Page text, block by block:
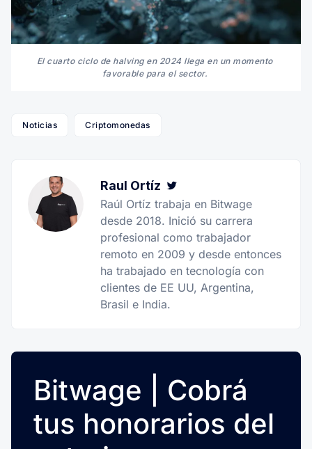
El cuarto ciclo de halving en 2024 llega en un momento
favorable para el sector.
Noticias Criptomonedas
Raul Ortíz
Raúl Ortíz trabaja en Bitwage
desde 2018. Inició su carrera
profesional como trabajador
remoto en 2009 y desde entonces
ha trabajado en tecnología con
clientes de EE UU, Argentina,
Brasil e India.
Bitwage | Cobrá
tus honorarios del